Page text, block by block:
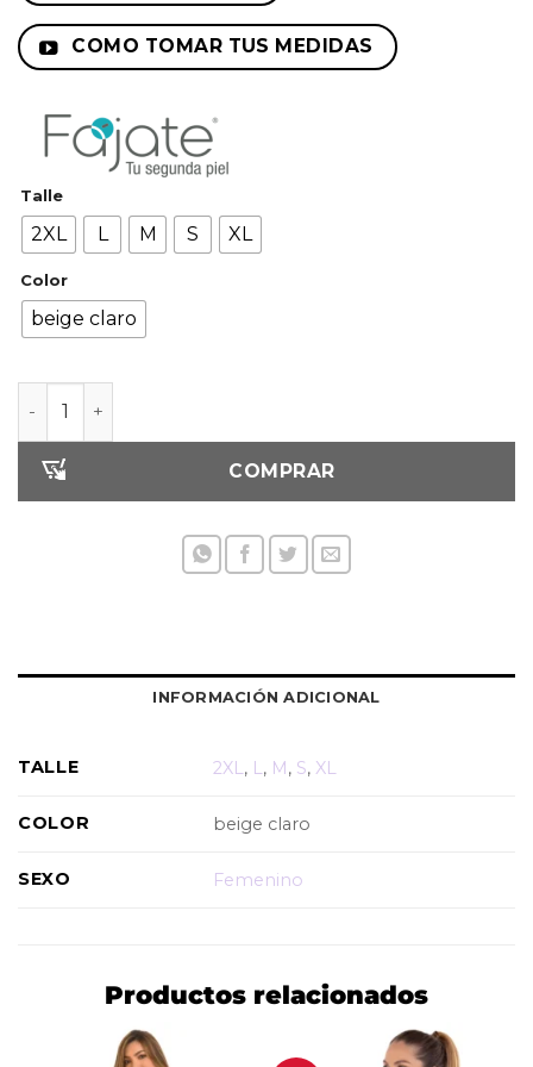
COMO TOMAR TUS MEDIDAS
Talle
2XL L M S XL
Color
beige claro
COMPRAR
INFORMACIÓN ADICIONAL
TALLE 2XL, L, M, S, XL
COLOR beige claro
SEXO Femenino
Productos relacionados